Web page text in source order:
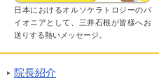
日本におけるオルソケラトロジーのパ
イオニアとして、三井石根が皆様へお
送りする熱いメッセージ。
院長紹介